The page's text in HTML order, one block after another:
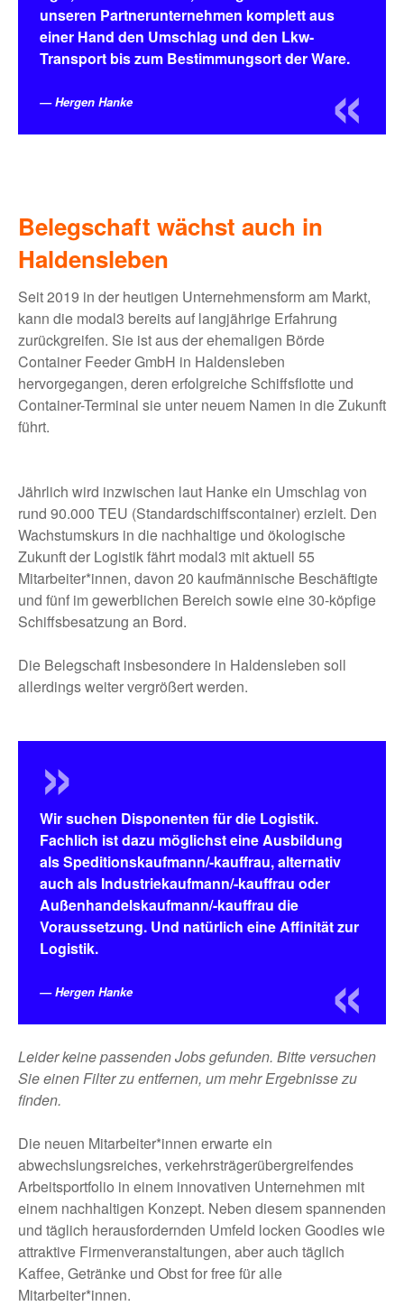
unseren Partnerunternehmen komplett aus
einer Hand den Umschlag und den Lkw-
Transport bis zum Bestimmungsort der Ware.
Hergen Hanke
Belegschaft wächst auch in
Haldensleben
Seit 2019 in der heutigen Unternehmensform am Markt,
kann die modal3 bereits auf langjährige Erfahrung
zurückgreifen. Sie ist aus der ehemaligen Börde
Container Feeder GmbH in Haldensleben
hervorgegangen, deren erfolgreiche Schiffsflotte und
Container-Terminal sie unter neuem Namen in die Zukunft
führt.
Jährlich wird inzwischen laut Hanke ein Umschlag von
rund 90.000 TEU (Standardschiffscontainer) erzielt. Den
Wachstumskurs in die nachhaltige und ökologische
Zukunft der Logistik fährt modal3 mit aktuell 55
Mitarbeiter*innen, davon 20 kaufmännische Beschäftigte
und fünf im gewerblichen Bereich sowie eine 30-köpfige
Schiffsbesatzung an Bord.
Die Belegschaft insbesondere in Haldensleben soll
allerdings weiter vergrößert werden.
Wir suchen Disponenten für die Logistik.
Fachlich ist dazu möglichst eine Ausbildung
als Speditionskaufmann/-kauffrau, alternativ
auch als Industriekaufmann/-kauffrau oder
Außenhandelskaufmann/-kauffrau die
Voraussetzung. Und natürlich eine Affinität zur
Logistik.
Hergen Hanke
Leider keine passenden Jobs gefunden. Bitte versuchen
Sie einen Filter zu entfernen, um mehr Ergebnisse zu
finden.
Keine Jobs gefunden
Die neuen Mitarbeiter*innen erwarte ein
abwechslungsreiches, verkehrsträgerübergreifendes
Arbeitsportfolio in einem innovativen Unternehmen mit
einem nachhaltigen Konzept. Neben diesem spannenden
und täglich herausfordernden Umfeld locken Goodies wie
attraktive Firmenveranstaltungen, aber auch täglich
Kaffee, Getränke und Obst for free für alle
Mitarbeiter*innen.